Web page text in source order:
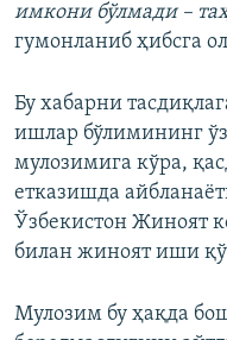
имкони бўлмади –
гумонланиб ҳибсга
Бу хабарни
ишлар бўлимининг
мулозимига кўра,
етказишда
Ўзбекистон Жиноят
билан жиноят иши
Мулозим бу ҳақда